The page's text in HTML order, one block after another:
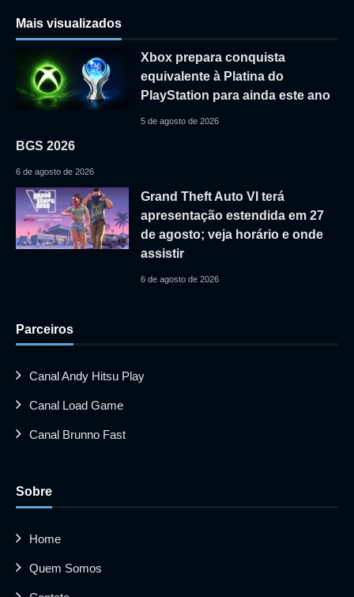
Mais visualizados
Xbox prepara conquista
equivalente à Platina do
PlayStation para ainda este ano
5 de agosto de 2026
BGS 2026
6 de agosto de 2026
Grand Theft Auto VI terá
apresentação estendida em 27
de agosto; veja horário e onde
assistir
6 de agosto de 2026
Parceiros
Canal Andy Hitsu Play
Canal Load Game
Canal Brunno Fast
Sobre
Home
Quem Somos